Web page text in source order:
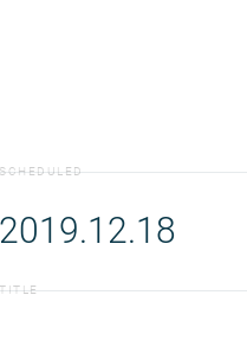
SCHEDULED
2019.12.18
TITLE